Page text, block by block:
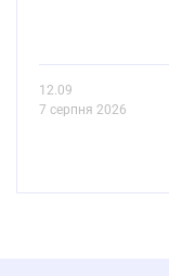
12.09
7 серпня 2026